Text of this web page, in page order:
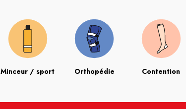
Minceur / sport Orthopédie Contention